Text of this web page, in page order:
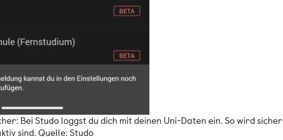
Bei Studo loggst du dich mit deinen Uni-Daten ein. So wird
sind. Quelle: Studo